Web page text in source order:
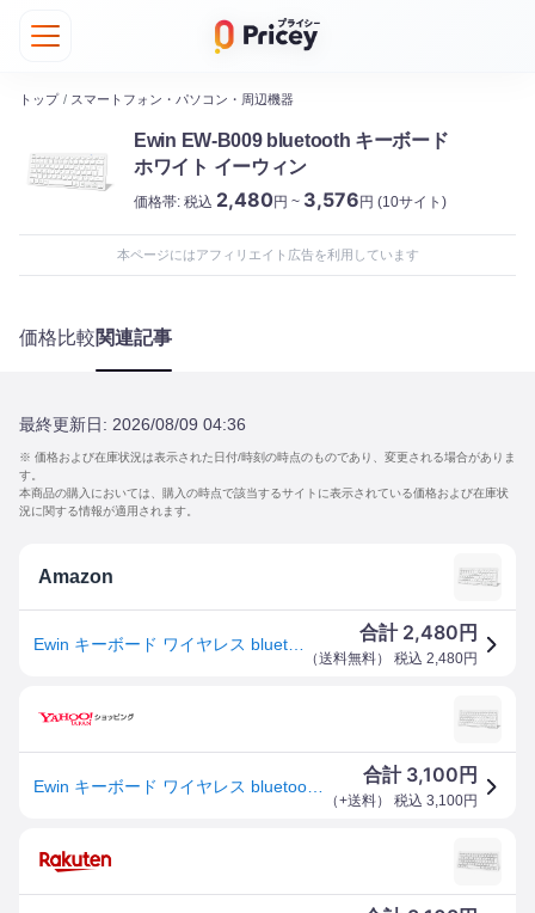
トップ / スマートフォン・パソコン・周辺機器
Ewin EW-B009 bluetooth キーボード
ホワイト イーウィン
価格帯: 税込 2,480円 ~ 3,576円 (10サイト)
本ページにはアフィリエイト広告を利用しています
価格比較関連記事
最終更新日: 2026/08/09 04:36
※ 価格および在庫状況は表示された日付/時刻の時点のものであり、変更される場合がありま
す。
本商品の購入においては、購入の時点で該当するサイトに表示されている価格および在庫状
況に関する情報が適用されます。
Amazon
合計 2,480 円
（送料無料） 税込 2,480円
合計 3,100 円
（+送料） 税込 3,100円